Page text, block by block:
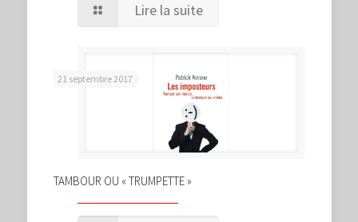
Lire la suite
21 septembre 2017
TAMBOUR OU « TRUMPETTE »